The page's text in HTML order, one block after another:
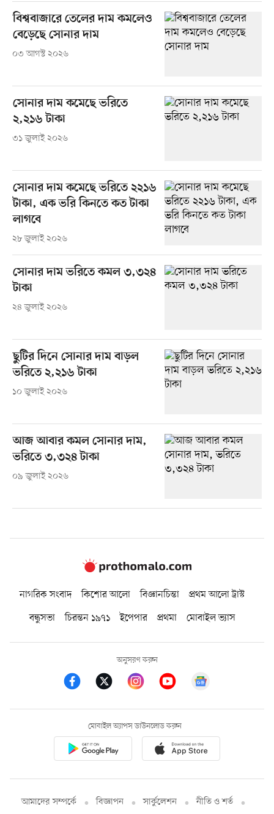
বিশ্ববাজারে তেলের দাম কমলেও
বেড়েছে সোনার দাম
০৩ আগস্ট ২০২৬
সোনার দাম কমেছে ভরিতে
২,২১৬ টাকা
৩১ জুলাই ২০২৬
সোনার দাম কমেছে ভরিতে ২২১৬
টাকা, এক ভরি কিনতে কত টাকা
লাগবে
২৮ জুলাই ২০২৬
সোনার দাম ভরিতে কমল ৩,৩২৪
টাকা
২৪ জুলাই ২০২৬
ছুটির দিনে সোনার দাম বাড়ল
ভরিতে ২,২১৬ টাকা
১০ জুলাই ২০২৬
আজ আবার কমল সোনার দাম,
ভরিতে ৩,৩২৪ টাকা
০৯ জুলাই ২০২৬
নাগরিক সংবাদ কিশোর আলো বিজ্ঞানচিন্তা
প্রথম আলো ট্রাস্ট
বন্ধুসভা
চিরন্তন ১৯৭১ ইপেপার প্রথমা মোবাইল ভ্যাস
অনুসরণ করুন
মোবাইল অ্যাপস ডাউনলোড করুন
আমাদের সম্পর্কে বিজ্ঞাপন সার্কুলেশন নীতি ও শর্ত